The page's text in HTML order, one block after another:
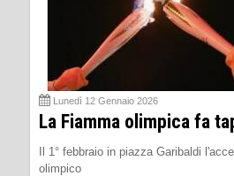
Lunedì 12 Gennaio 2026
La Fiamma olimpica fa
Il 1° febbraio in piazza Garibaldi
olimpico